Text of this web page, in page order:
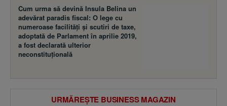
Cum urma să devină Insula Belina un
adevărat paradis fiscal: O lege cu
numeroase facilităţi şi scutiri de taxe,
adoptată de Parlament în aprilie 2019,
a fost declarată ulterior
neconstituţională
URMĂREȘTE BUSINESS MAGAZIN